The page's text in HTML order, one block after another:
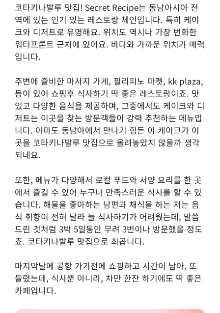
코타키나발루 맛집! Secret Recipe는 동남아시아 전
역에 있는 인기 있는 레스토랑 체인입니다. 특히 케이
크와 디저트로 유명해요. 위치도 역시나 가장 번화한
워터프론트 근처에 있어요. 바다와 가까운 위치가 매력
입니다.
주변에 즐비한 마사지 가게, 필리피노 마켓, kk plaza,
등이 있어 쇼핑후 식사하기 딱 좋은 레스토랑이죠. 맛
있고 다양한 음식을 제공하며, 그중에서도 케이크와 디
저트는 이곳을 찾는 방문객들이 강력 추천하는 메뉴입
니다. 아마도 동남아에서 만나기 힘든 이 케이크가 이
곳을 코타키나발루 맛집으로 올려놓았지 않을까 생각
되네요.
또한, 메뉴가 다양해서 로컬 푸드와 서양 요리를 한 곳
에서 즐길 수 있어 누구나 만족스러운 식사를 할 수 있
습니다. 해물을 좋아하는 남편과 채식을 하는 저는 음
식 취향이 전혀 달라 늘 식사하기가 어려웠는데, 말씀
드린 것처럼 3박 5일동안 무려 3번이나 방문했을 정도
죠. 코타키나발루 맛집으로 최곱니다.
마지막날에 공항 가기전에 쇼핑하고 시간이 남아, 또
들렸는데, 식사뿐 아니라, 차만 한잔 하기에도 딱 좋은
카페입니다.